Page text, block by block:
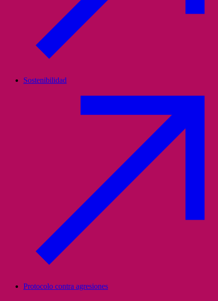
Sostenibilidad
Protocolo contra agresiones